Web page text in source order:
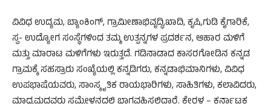
ವಿವಿಧ ಉದ್ಯಮ, ಬ್ಯಾಂಕಿಂಗ್, ಗ್ರಾಮೀಣಾಭಿವೃದ್ಧಿ,ಖಾದಿ, ಕೃಷಿ,ಗುಡಿ ಕೈಗಾರಿಕೆ,
ಸ್ವ- ಉದ್ಯೋಗ ಸಂಸ್ಥೆಗಳಿಂದ ತಮ್ಮ ಉತ್ಪನ್ನಗಳ ಪ್ರದರ್ಶನ, ಆಹಾರ ಮಳಿಗೆ
ಮತ್ತು ಮಾರಾಟ ಮಳಿಗೆಗಳು ಇರುತ್ತದೆ. ಗಡಿನಾಡಾದ ಕಾಸರಗೋಡಿನ ಕನ್ನಡ
ಗ್ರಾಮಕ್ಕೆ ಸಹಸ್ರಾರು ಸಂಖ್ಯೆಯಲ್ಲಿ ಕನ್ನಡಿಗರು, ಕನ್ನಡಾಭಿಮಾನಿಗಳು, ವಿವಿಧ
ಉಪಭಾಷೆಯವರು, ಸಾಂಸ್ಕೃತಿಕ ರಾಯಭಾರಿಗಳು, ಸಾಹಿತಿಗಳು, ಕಲಾವಿದರು,